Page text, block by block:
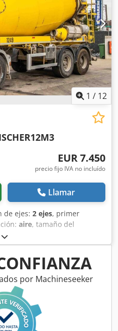
1 / 12
EUR 7.450
precio fijo IVA no incluído
Llamar
de ejes: 2 ejes, primer
aire, tamaño del
entre ejes:
utilizable: hormigón
65R22,5 Suspensión:
Ehns Aanof Tracción:
por Machineseeker